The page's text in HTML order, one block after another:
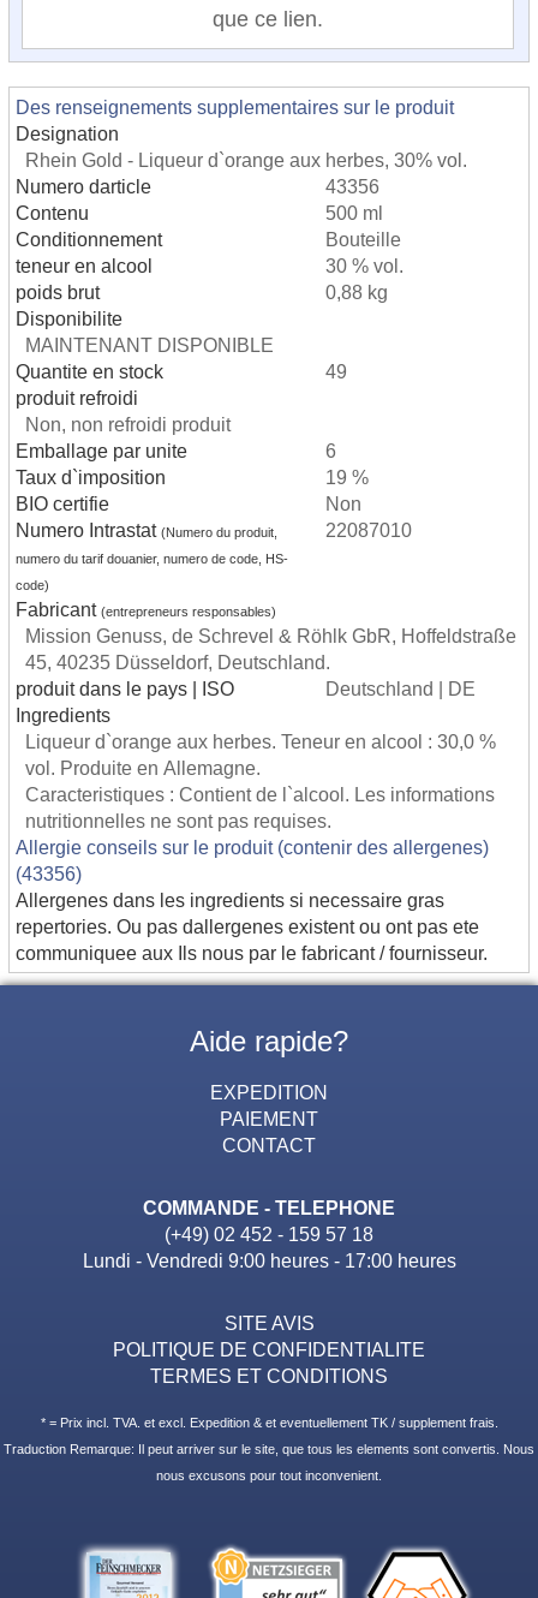
que ce lien.
Des renseignements supplementaires sur le produit
Designation
Rhein Gold - Liqueur d`orange aux herbes, 30% vol.
Numero darticle
43356
Contenu
500 ml
Conditionnement
Bouteille
teneur en alcool
30 % vol.
poids brut
0,88 kg
Disponibilite
MAINTENANT DISPONIBLE
Quantite en stock
49
produit refroidi
Non, non refroidi produit
Emballage par unite
6
Taux d`imposition
19 %
BIO certifie
Non
Numero Intrastat (Numero du produit,
numero du tarif douanier, numero de code, HS-
code)
22087010
Fabricant (entrepreneurs responsables)
Mission Genuss, de Schrevel & Röhlk GbR, Hoffeldstraße
45, 40235 Düsseldorf, Deutschland.
produit dans le pays | ISO
Deutschland | DE
Ingredients
Liqueur d`orange aux herbes. Teneur en alcool : 30,0 %
vol. Produite en Allemagne.
Caracteristiques : Contient de l`alcool. Les informations
nutritionnelles ne sont pas requises.
Allergie conseils sur le produit (contenir des allergenes)
(43356)
Allergenes dans les ingredients si necessaire gras
repertories. Ou pas dallergenes existent ou ont pas ete
communiquee aux Ils nous par le fabricant / fournisseur.
Aide rapide?
EXPEDITION
PAIEMENT
CONTACT
COMMANDE - TELEPHONE
(+49) 02 452 - 159 57 18
Lundi - Vendredi 9:00 heures - 17:00 heures
SITE AVIS
POLITIQUE DE CONFIDENTIALITE
TERMES ET CONDITIONS
* = Prix incl. TVA. et excl. Expedition & et eventuellement TK / supplement frais.
Traduction Remarque: Il peut arriver sur le site, que tous les elements sont convertis. Nous
nous excusons pour tout inconvenient.